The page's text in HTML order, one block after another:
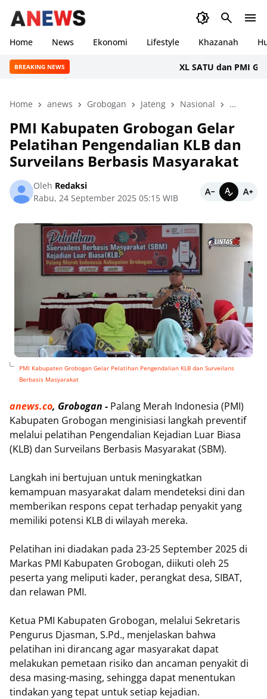
Home News Ekonomi Lifestyle Khazanah
BREAKING NEWS XL SATU dan PMI Gelar
Home anews Grobogan Jateng Nasional News
PMI Kabupaten Grobogan Gelar
Pelatihan Pengendalian KLB dan
Surveilans Berbasis Masyarakat
Oleh Redaksi
Rabu, 24 September 2025 05:15 WIB
PMI Kabupaten Grobogan Gelar Pelatihan Pengendalian KLB dan Surveilans
Berbasis Masyarakat
anews.co, Grobogan - Palang Merah Indonesia (PMI)
Kabupaten Grobogan menginisiasi langkah preventif
melalui pelatihan Pengendalian Kejadian Luar Biasa
(KLB) dan Surveilans Berbasis Masyarakat (SBM).
Langkah ini bertujuan untuk meningkatkan
kemampuan masyarakat dalam mendeteksi dini dan
memberikan respons cepat terhadap penyakit yang
memiliki potensi KLB di wilayah mereka.
Pelatihan ini diadakan pada 23-25 September 2025 di
Markas PMI Kabupaten Grobogan, diikuti oleh 25
peserta yang meliputi kader, perangkat desa, SIBAT,
dan relawan PMI.
Ketua PMI Kabupaten Grobogan, melalui Sekretaris
Pengurus Djasman, S.Pd., menjelaskan bahwa
pelatihan ini dirancang agar masyarakat dapat
melakukan pemetaan risiko dan ancaman penyakit di
desa masing-masing, sehingga dapat menentukan
tindakan yang tepat untuk setiap kejadian.